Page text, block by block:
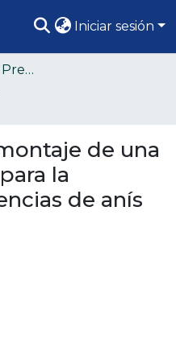
Iniciar sesión
Trabajos de Grado - Pregrado
de una
la
de anís